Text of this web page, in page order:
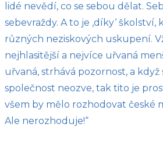
lidé nevědí, co se sebou dělat.
sebevraždy. A to je ‚díky‘
různých neziskových uskupení.
nejhlasitější a nejvíce uřvaná
uřvaná, strhává pozornost, a když
společnost neozve, tak tito je
všem by mělo rozhodovat české
Ale nerozhoduje!“